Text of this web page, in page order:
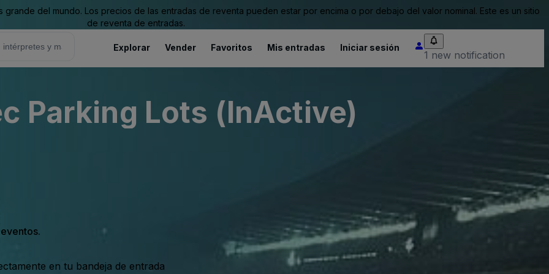
del mundo. Los precios de las entradas de reventa pueden estar por encima o por debajo del valor nominal. Este es un sitio
de reventa de entradas.
Explorar Vender Favoritos Mis entradas Iniciar sesión
1 new notification
Parking Lots (InActive)
en tu bandeja de entrada